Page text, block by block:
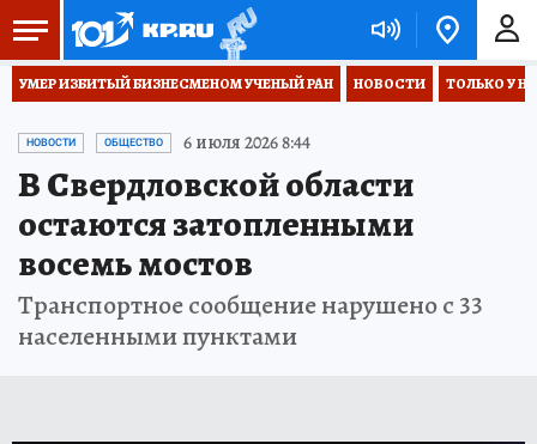
УМЕР ИЗБИТЫЙ БИЗНЕСМЕНОМ УЧЕНЫЙ РАН НОВОСТИ ТОЛЬКО У
НОВОСТИ ОБЩЕСТВО 6 июля 2026 8:44
В Свердловской области
остаются затопленными
восемь мостов
Транспортное сообщение нарушено с 33
населенными пунктами